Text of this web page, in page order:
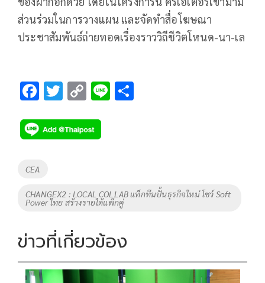
ส่วนร่วมในการวางแผน และจัดทำสื่อโฆษณา
ประชาสัมพันธ์ถ่ายทอดเรื่องราววิถีชีวิตโหนด-นา-เล
F
e
b
o
o
k
T
tt
er
C
p
y
n
k
Li
Tags
CEA
CHANGEX2 : LOCAL COLLAB แท็กทีมปั้นธุรกิจใหม่ โชว์ Soft
Power ไทย สร้างรายได้แพ็กคู่
ข่าวที่เกี่ยวข้อง